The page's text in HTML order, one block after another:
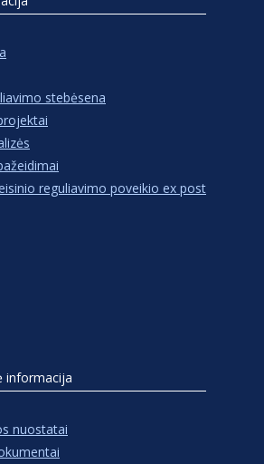
stebėsena
reguliavimo poveikio ex post
informacija
nuostatai